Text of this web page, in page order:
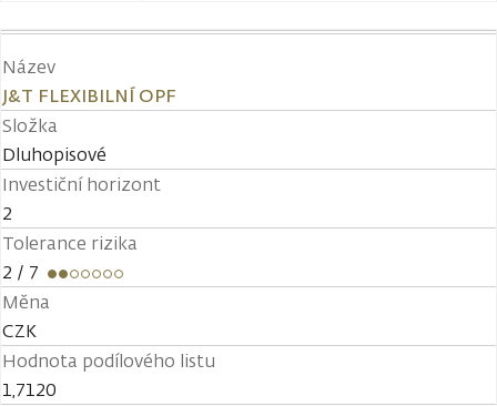
Název
J&T FLEXIBILNÍ OPF
Složka
Dluhopisové
Investiční horizont
2
Tolerance rizika
2 / 7
Měna
CZK
Hodnota podílového listu
1,7120